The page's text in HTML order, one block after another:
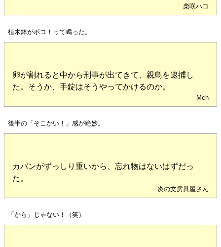
柴咲ハコ
植木鉢がボコ！って鳴った。
卵が割れると中から刑事が出てきて、親鳥を逮捕し
た。そうか、手錠はそうやってかけるのか。
Mch
後半の「そこかい！」感が絶妙。
カバンがずっしり重いから、忘れ物はないはずだっ
た。
炎の文房具屋さん
「から」じゃない！（笑）